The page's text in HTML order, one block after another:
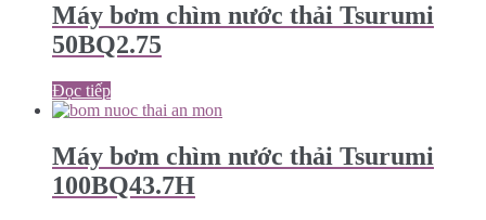
Máy bơm chìm nước thải Tsurumi
50BQ2.75
Đọc tiếp
Máy bơm chìm nước thải Tsurumi
100BQ43.7H